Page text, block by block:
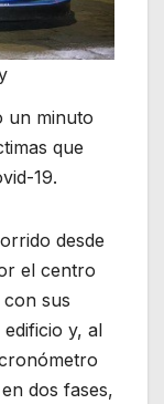
un minuto
que
19.
desde
el centro
sus
y, al
dos fases,